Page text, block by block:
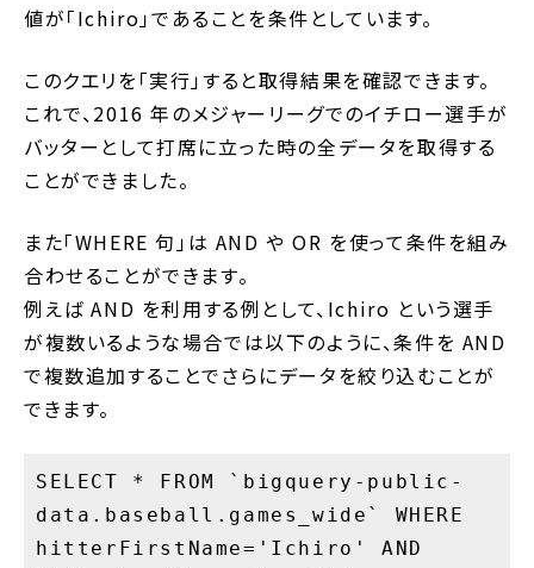
値が「Ichiro」であることを条件としています。
このクエリを「実行」すると取得結果を確認できます。
これで、2016 年のメジャーリーグでのイチロー選手が
バッターとして打席に立った時の全データを取得する
ことができました。
また「WHERE 句」は AND や OR を使って条件を組み
合わせることができます。
例えば AND を利用する例として、Ichiro という選手
が複数いるような場合では以下のように、条件を AND
で複数追加することでさらにデータを絞り込むことが
できます。
SELECT * FROM `bigquery-public-
data.baseball.games_wide` WHERE
hitterFirstName='Ichiro' AND